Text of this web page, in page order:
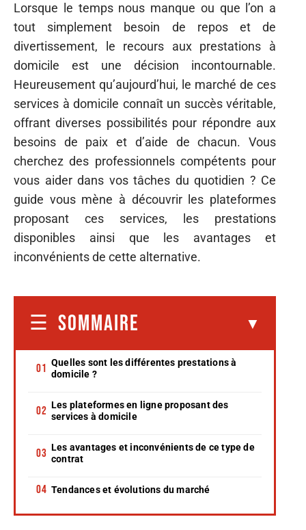
Lorsque le temps nous manque ou que l’on a
tout simplement besoin de repos et de
divertissement, le recours aux prestations à
domicile est une décision incontournable.
Heureusement qu’aujourd’hui, le marché de ces
services à domicile connaît un succès véritable,
offrant diverses possibilités pour répondre aux
besoins de paix et d’aide de chacun. Vous
cherchez des professionnels compétents pour
vous aider dans vos tâches du quotidien ? Ce
guide vous mène à découvrir les plateformes
proposant ces services, les prestations
disponibles ainsi que les avantages et
inconvénients de cette alternative.
SOMMAIRE
Quelles sont les différentes prestations à
domicile ?
Les plateformes en ligne proposant des
services à domicile
Les avantages et inconvénients de ce type de
contrat
Tendances et évolutions du marché